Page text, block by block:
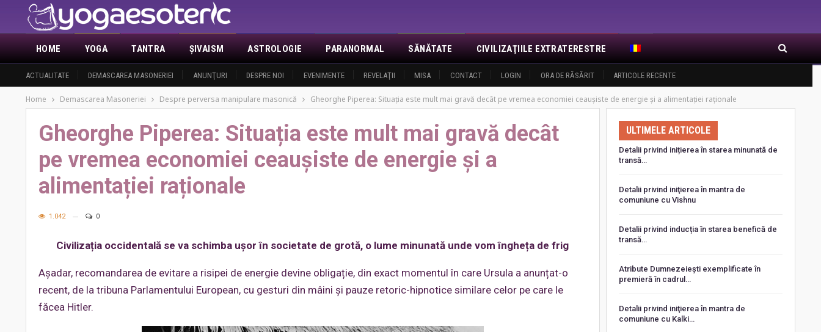
HOME
ACTUALITATE DEMASCAREA MASONERIEI ANUNŢURI DESPRE NOI EVENIMENTE REVELAŢII MISA CONTACT LOGIN ORA DE RĂSĂRIT ARTICOLE RECENTE
YOGA TANTRA ŞIVAISM ASTROLOGIE PARANORMAL SĂNĂTATE CIVILIZAŢIILE EXTRATERESTRE
Home Demascarea Masoneriei Despre perversa manipulare masonică Gheorghe Piperea: Situația este mult mai gravă decât pe vremea economiei ceaușiste de energie și a alimentației raționale
Gheorghe Piperea: Situația este mult mai gravă decât
pe vremea economiei ceaușiste de energie și a
alimentației raționale
1.042 0
Civilizația occidentală se va schimba ușor în societate de grotă, o lume minunată unde vom îngheța de frig
Așadar, recomandarea de evitare a risipei de energie devine obligație, din exact momentul în care Ursula a anunțat-o
recent, de la tribuna Parlamentului European, cu gesturi din mâini și pauze retoric-hipnotice similare celor pe care le
făcea Hitler.
ULTIMELE ARTICOLE
Detalii privind inițierea în starea minunată de
transă…
Detalii privind iniţierea în mantra de
comuniune cu Vishnu
Detalii privind inducția în starea benefică de
transă…
Atribute Dumnezeiești exemplificate în
premieră în cadrul…
Detalii privind iniţierea în mantra de
comuniune cu Kalki…